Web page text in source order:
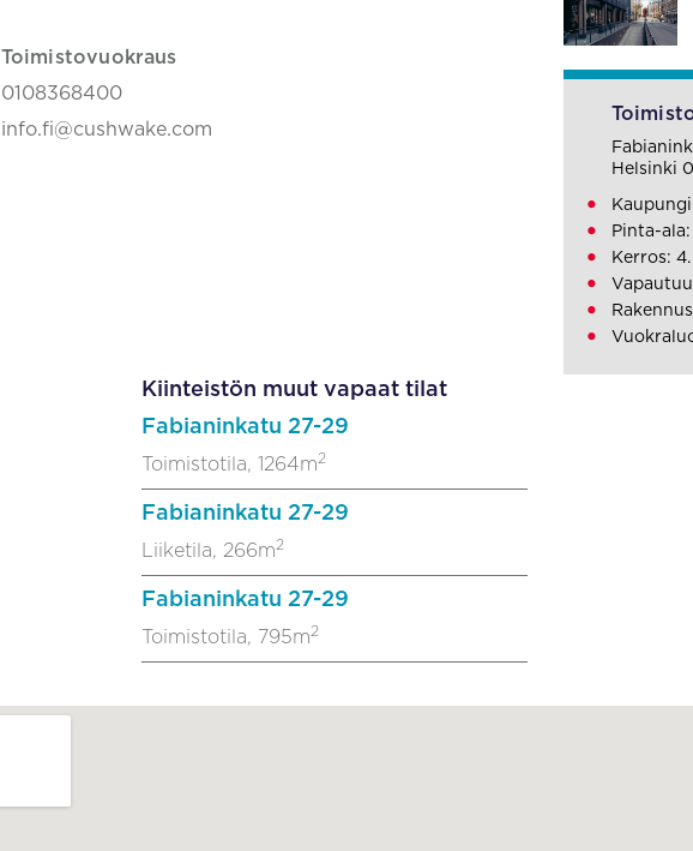
Toimistovuokraus
0108368400
info.fi@cushwake.com
Kiinteistön muut vapaat tilat
Fabianinkatu 27-29
Toimistotila, 1264m2
Fabianinkatu 27-29
Liiketila, 266m2
Fabianinkatu 27-29
Toimistotila, 795m2
Helsinki
Pinta-
Kerros: